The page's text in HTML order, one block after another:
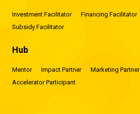
Investment Facilitator
Financing Facilitator
Subsidy Facilitator
Hub
Mentor Impact Partner
Marketing Partner
Accelerator Participant